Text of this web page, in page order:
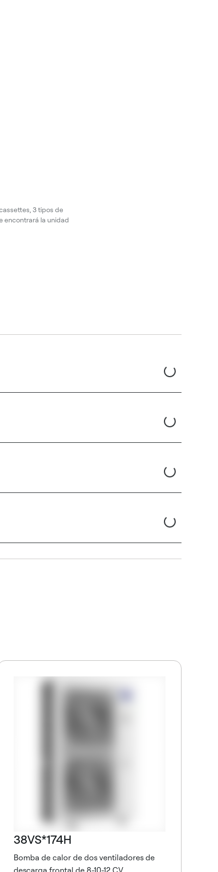
3 tipos de
encontrará la unidad
38VS*174H
Bomba de calor de dos ventiladores de
descarga frontal de 8-10-12 CV